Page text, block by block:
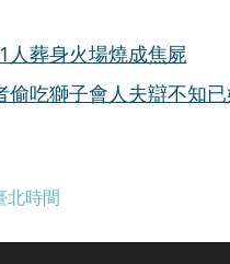
葬身火場燒成焦屍
偷吃獅子會人夫辯不知
時間